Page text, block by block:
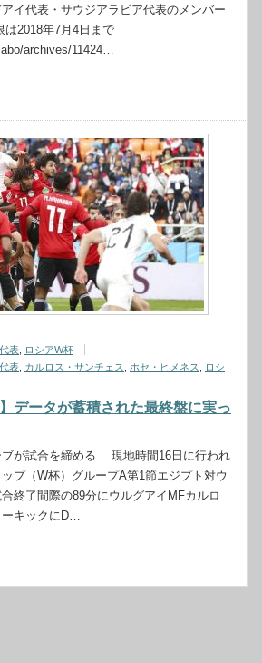
イ代表・サウジアラビア代表のメンバー
2018年7月4日まで
archives/11424…
表
ロシアW杯
表 カルロス・サンチェス ホセ・ヒメネス
ロシ
データが蓄積された最終盤に実っ
ブが試合を締める 現地時間16日に行われ
プ（W杯）グループA第1節エジプト対ウ
終了間際の89分にウルグアイMFカルロ
ーキックにD…